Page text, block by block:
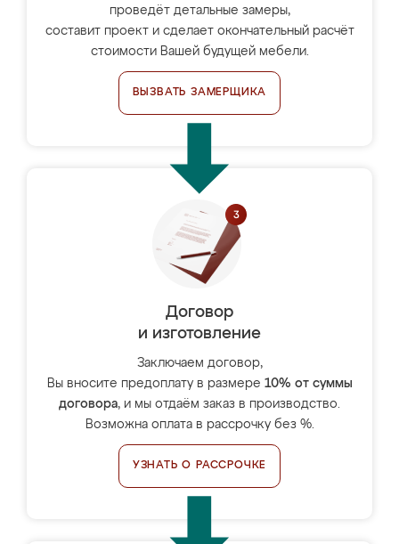
проведёт детальные замеры,
составит проект и сделает окончательный расчёт
стоимости Вашей будущей мебели.
ВЫЗВАТЬ ЗАМЕРЩИКА
Договор
и изготовление
Заключаем договор,
Вы вносите предоплату в размере 10% от суммы
договора, и мы отдаём заказ в производство.
Возможна оплата в рассрочку без %.
УЗНАТЬ О РАССРОЧКЕ